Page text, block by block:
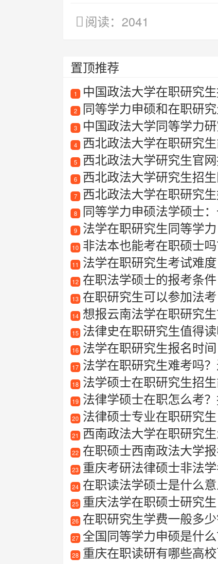
阅读：2041
置顶推荐
1 中国政法大学在职研究
2 同等学力申硕和在职研
3 中国政法大学同等学力
4 西北政法大学在职研究
5 西北政法大学研究生官
6 西北政法大学研究生招
7 西北政法大学在职研究
8 同等学力申硕法学硕士
9 法学在职研究生同等学力
10 非法本也能考在职硕士
11 法学在职研究生考试难度
12 在职法学硕士的报考条件
13 在职研究生可以参加法考
14 想报云南法学在职研究生
15 法律史在职研究生值得
16 法学在职研究生报名时间
17 法学在职研究生难考吗
18 法学硕士在职研究生招
19 法律学硕士在职怎么考
20 法律硕士专业在职研究生
21 西南政法大学在职研究
22 在职硕士西南政法大学
23 重庆考研法律硕士非法
24 在职读法学硕士是什么
25 重庆法学在职硕士研究生
26 在职研究生学费一般多
27 全国同等学力申硕是什
28 重庆在职读研有哪些高